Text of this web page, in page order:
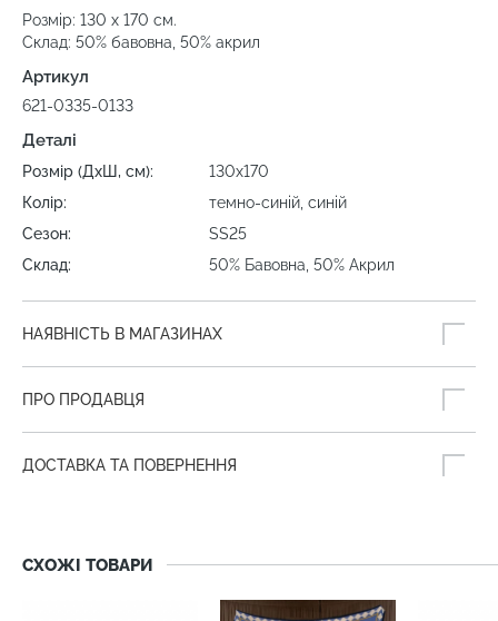
Розмір: 130 х 170 см.
Склад: 50% бавовна, 50% акрил
Артикул
621-0335-0133
Деталі
Розмір (ДхШ, см):
130х170
Колір:
темно-синій, синій
Сезон:
SS25
Склад:
50% Бавовна, 50% Акрил
НАЯВНІСТЬ В МАГАЗИНАХ
ПРО ПРОДАВЦЯ
ДОСТАВКА ТА ПОВЕРНЕННЯ
СХОЖІ ТОВАРИ